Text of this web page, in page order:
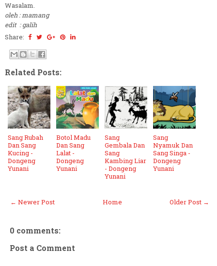
Wasalam.
oleh : mamang
edit : galih
Share:
Related Posts:
Sang Rubah
Dan Sang
Kucing -
Dongeng
Yunani
Botol Madu
Dan Sang
Lalat -
Dongeng
Yunani
Sang
Gembala Dan
Sang
Kambing Liar
- Dongeng
Yunani
Sang
Nyamuk Dan
Sang Singa -
Dongeng
Yunani
← Newer Post Older Post →
Home
0 comments:
Post a Comment